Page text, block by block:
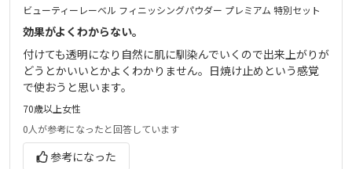
ビューティーレーベル フィニッシングパウダー プレミアム 特別セット
効果がよくわからない。
付けても透明になり自然に肌に馴染んでいくので出来上がりが
どうとかいいとかよくわかりません。日焼け止めという感覚
で使おうと思います。
70歳以上女性
0人が参考になったと回答しています
参考になった